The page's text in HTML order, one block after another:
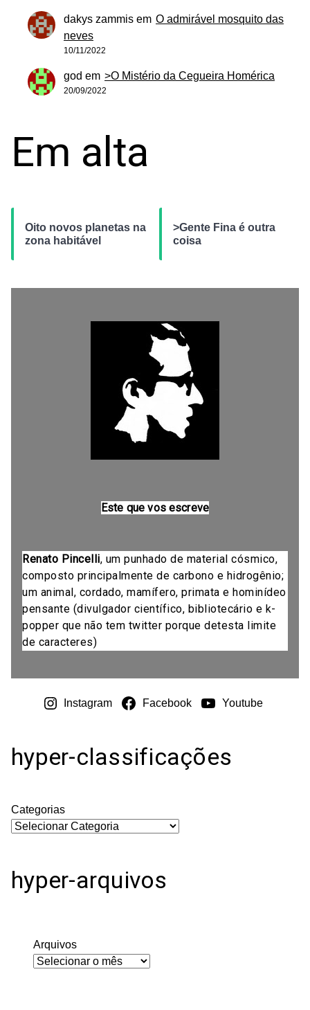
dakys zammis em O admirável mosquito das
neves
10/11/2022
god em >O Mistério da Cegueira Homérica
20/09/2022
Em alta
Oito novos planetas na
zona habitável
>Gente Fina é outra
coisa
Este que vos escreve
Renato Pincelli, um punhado de material cósmico,
composto principalmente de carbono e hidrogênio;
um animal, cordado, mamífero, primata e hominídeo
pensante (divulgador científico, bibliotecário e k-
popper que não tem twitter porque detesta limite
de caracteres)
Instagram Facebook Youtube
hyper-classificações
Categorias
hyper-arquivos
Arquivos